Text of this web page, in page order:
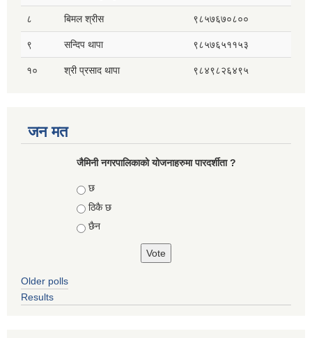
८ बिमल श्रीस ९८५७६७०८००
९ सन्दिप थापा ९८५७६५११५३
१० श्री प्रसाद थापा ९८४९८२६४९५
जन मत
जैमिनी नगरपालिकाको योजनाहरुमा पारदर्शीता ?
Choices
छ
ठिकै छ
छैन
Older polls
Results